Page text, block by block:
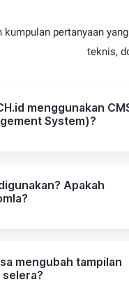
kumpulan pertanyaan
teknis,
menggunakan
System)?
Apakah
mengubah tampilan